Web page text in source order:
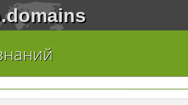
.domains